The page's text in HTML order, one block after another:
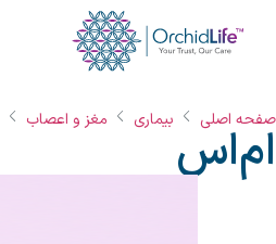
صفحه اصلی بیماری مغز و اعصاب
ام‌اس